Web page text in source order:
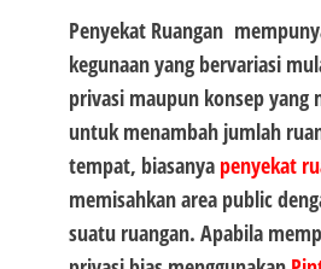
Penyekat Ruangan
kegunaan yang bervariasi
privasi maupun konsep yang
untuk menambah jumlah
tempat, biasanya penyekat
memisahkan area public
suatu ruangan. Apabila